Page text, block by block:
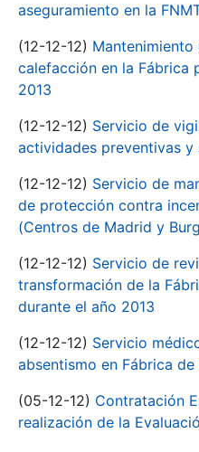
aseguramiento en la
(12-12-12)
calefacción en la Fábrica
2013
(12-12-12) Servicio de
actividades preventivas y
(12-12-12) Servicio de
de protección contra
(Centros de Madrid y
(12-12-12) Servicio de
transformación de la
durante el año 2013
(12-12-12) Servicio
absentismo en Fábrica
(05-12-12) Contratación
realización de la